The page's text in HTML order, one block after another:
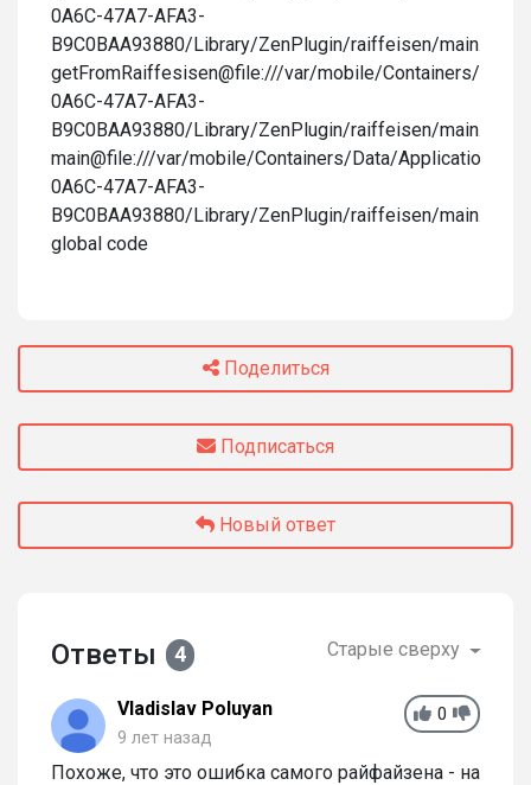
0A6C-47A7-AFA3-
B9C0BAA93880/Library/ZenPlugin/raiffeisen/
getFromRaiffesisen@file:///var/mobile/Containers/Data/
0A6C-47A7-AFA3-
B9C0BAA93880/Library/ZenPlugin/raiffeisen/
main@file:///var/mobile/Containers/Data/Application/
0A6C-47A7-AFA3-
B9C0BAA93880/Library/ZenPlugin/raiffeisen/
global code
Поделиться
Подписаться
Новый ответ
Ответы 4 Старые сверху
0
Vladislav Poluyan
9 лет назад
Похоже, что это ошибка самого райфайзена - на